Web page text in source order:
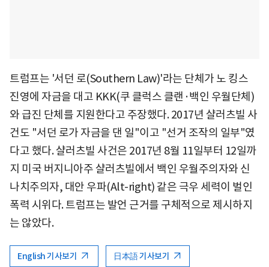
트럼프는 '서던 로(Southern Law)'라는 단체가 노 킹스
진영에 자금을 대고 KKK(쿠 클럭스 클랜·백인 우월단체)
와 급진 단체를 지원한다고 주장했다. 2017년 샬러츠빌 사
건도 "서던 로가 자금을 댄 일"이고 "선거 조작의 일부"였
다고 했다. 샬러츠빌 사건은 2017년 8월 11일부터 12일까
지 미국 버지니아주 샬러츠빌에서 백인 우월주의자와 신
나치주의자, 대안 우파(Alt-right) 같은 극우 세력이 벌인
폭력 시위다. 트럼프는 발언 근거를 구체적으로 제시하지
는 않았다.
English 기사보기 日本語 기사보기